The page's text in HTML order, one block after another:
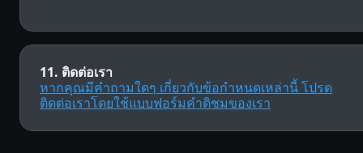
11. ติดต่อเรา
หากคุณมีคำถามใดๆ เกี่ยวกับข้อกำหนดเหล่านี้ โปรด
ติดต่อเราโดยใช้แบบฟอร์มคำติชมของเรา